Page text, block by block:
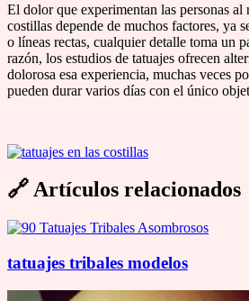
El dolor que experimentan las personas al
costillas depende de muchos factores, ya
o líneas rectas, cualquier detalle toma un
razón, los estudios de tatuajes ofrecen
dolorosa esa experiencia, muchas veces
pueden durar varios días con el único
🔗Artículos relacionados
tatuajes tribales modelos